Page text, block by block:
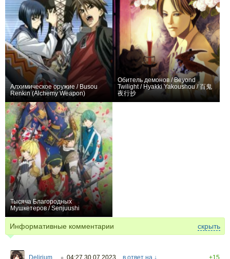
Алхимическое оружие / Busou
Renkin (Alchemy Weapon)
Обитель демонов / Beyond
Twilight / Hyakki Yakoushou / 百鬼
夜行抄
Тысяча Благородных
Мушкетеров / Senjuushi
Информативные комментарии скрыть
Delirium ○ 04:27 30.07.2023 в ответ на ↓ +15